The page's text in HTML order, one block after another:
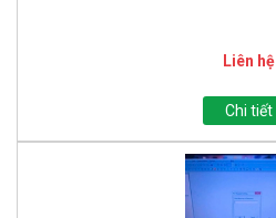
Liên hệ
Chi tiết